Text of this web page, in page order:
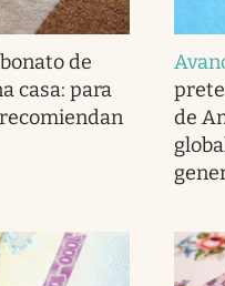
de
casa: para
de